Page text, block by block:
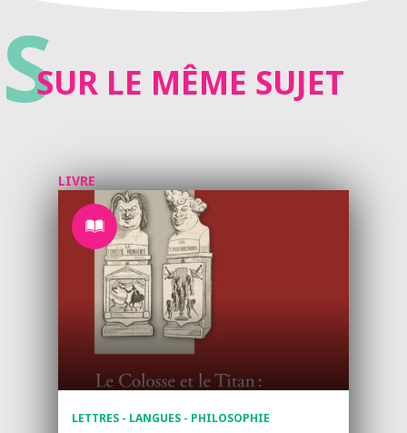
SSUR LE MÊME SUJET
LIVRE
LETTRES - LANGUES - PHILOSOPHIE